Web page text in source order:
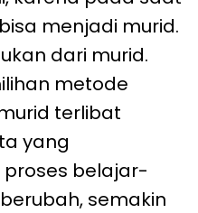
menjadi murid.
dari murid.
metode
terlibat
yang
belajar-
semakin